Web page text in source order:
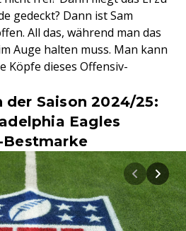
gedeckt? Dann ist Sam
All das, während man das
Auge halten muss. Man kann
Köpfe dieses Offensiv-
der Saison 2024/25:
Eagles